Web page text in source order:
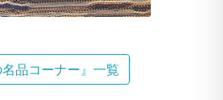
名品コーナー』一覧